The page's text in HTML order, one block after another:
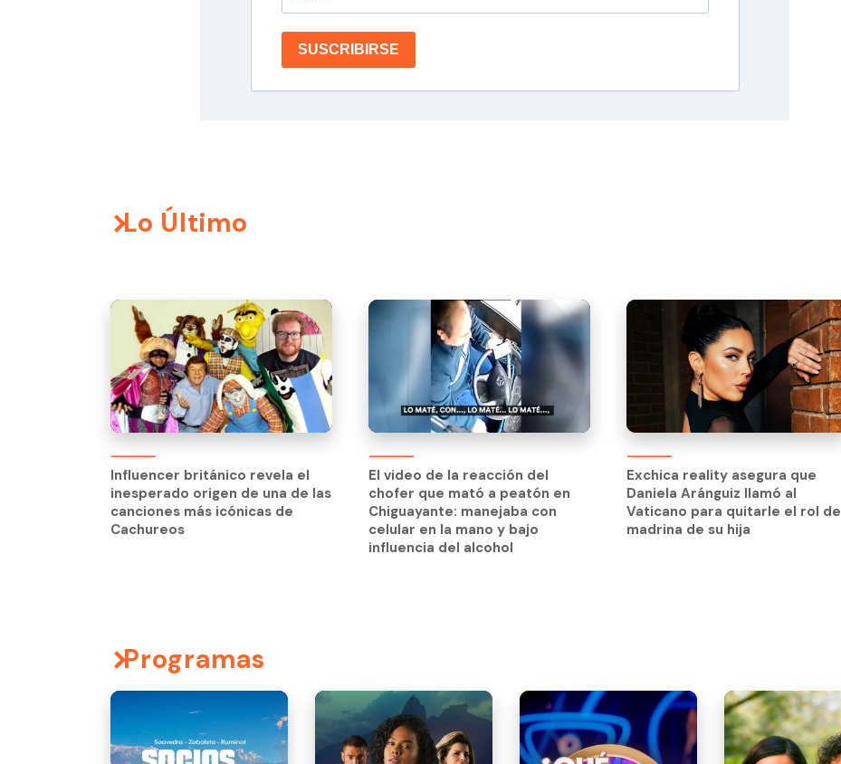
SUSCRIBIRSE
Lo Último
Influencer británico revela el
inesperado origen de una de las
canciones más icónicas de
Cachureos
chofer que mató a peatón en
Chiguayante: manejaba con
celular en la mano y bajo
influencia del alcohol
El video de la reacción del
chofer que mató a peatón en
Chiguayante: manejaba con
celular en la mano y bajo
influencia del alcohol
Exchica reality asegura que
Daniela Aránguiz llamó al
Vaticano para quitarle el rol de
madrina de su hija
Programas